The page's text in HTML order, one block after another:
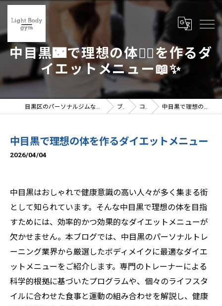
中目黒🌃で理想の体🧘‍♀️を作るダ
イエットメニュー📖✨
目黒区のパーソナルジムならLight Body gymへ | 女性トレーナー在籍 ブログ コラム 中目黒で理想の体を作るダイエットメニュー
中目黒で理想の体を作るダイエットメニュー
2026/04/04
中目黒はおしゃれで健康意識の高い人々が多く集まる街
として知られています。そんな中目黒で理想の体を目指
すためには、効率的かつ効果的なダイエットメニューが
欠かせません。本ブログでは、中目黒のパーソナルトレ
ーニング業界から厳選したボディメイクに最適なダイエ
ットメニューをご紹介します。専門のトレーナーによる
科学的根拠に基づいたプログラムや、個々のライフスタ
イルに合わせた食事と運動の組み合わせを解説し、健康